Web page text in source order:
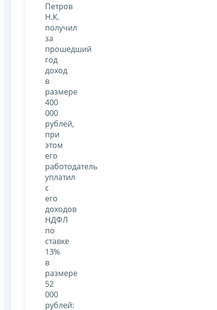
Петров
Н.К.
получил
за
прошедший
год
доход
в
размере
400
000
рублей,
при
этом
его
работодатель
уплатил
с
его
доходов
НДФЛ
по
ставке
13%
в
размере
52
000
рублей: